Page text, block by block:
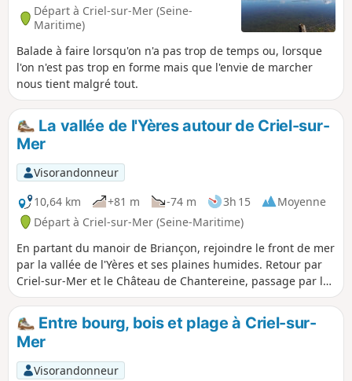
Départ à Criel-sur-Mer (Seine-
Maritime)
Balade à faire lorsqu'on n'a pas trop de temps ou, lorsque
l'on n'est pas trop en forme mais que l'envie de marcher
nous tient malgré tout.
La vallée de l'Yères autour de Criel-sur-
Mer
Visorandonneur
10,64 km
+81 m -74 m 3h 15
Moyenne
Départ à Criel-sur-Mer (Seine-Maritime)
En partant du manoir de Briançon, rejoindre le front de mer
par la vallée de l'Yères et ses plaines humides. Retour par
Criel-sur-Mer et le Château de Chantereine, passage par le
Val au Roy et ses éoliennes. Enfin, retour au centre ville par
la vallée de l'Yères.
Entre bourg, bois et plage à Criel-sur-
Mer
Visorandonneur